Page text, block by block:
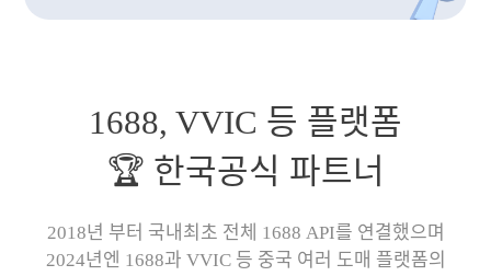
1688, VVIC 등 플랫폼
🏆 한국공식 파트너
2018년 부터 국내최초 전체 1688 API를 연결했으며
2024년엔 1688과 VVIC 등 중국 여러 도매 플랫폼의